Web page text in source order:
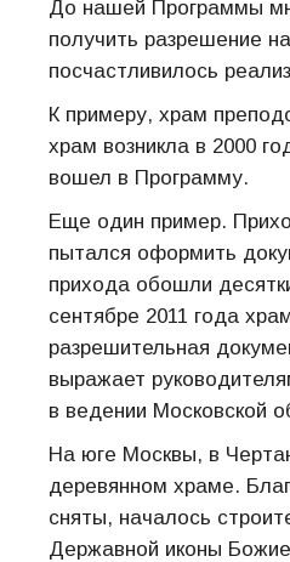
До нашей Программы
получить разрешение
посчастливилось
К примеру, храм
храм возникла в 2000
вошел в Программу.
Еще один пример.
пытался оформить
прихода обошли
сентябре 2011 года
разрешительная
выражает
в ведении Московской
На юге Москвы, в
деревянном храме.
сняты, началось
Державной иконы